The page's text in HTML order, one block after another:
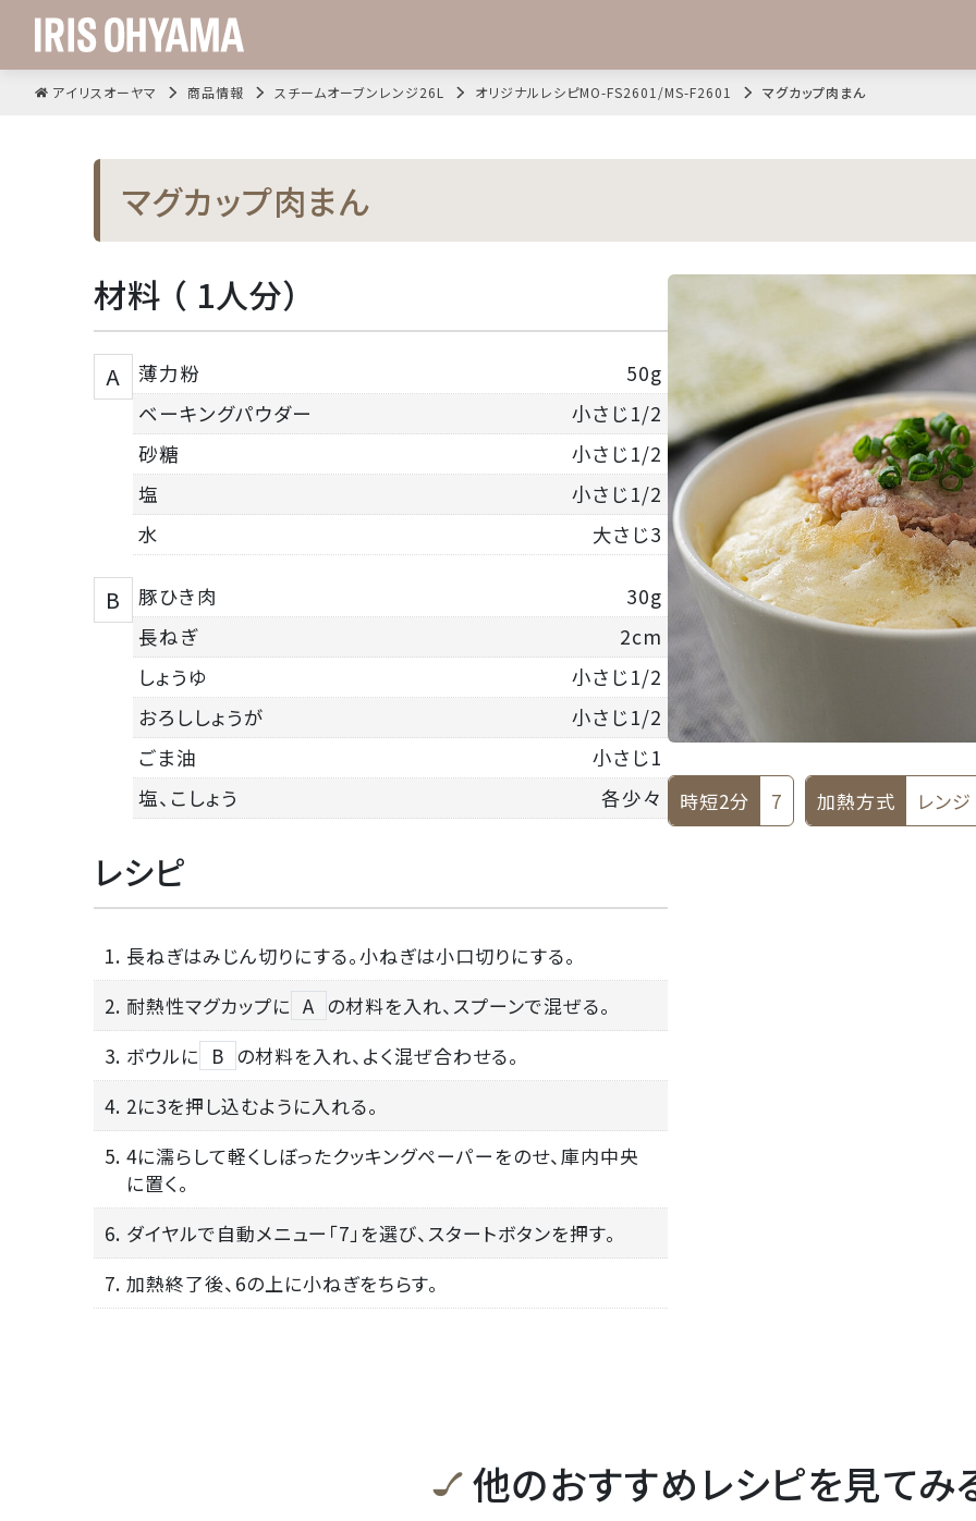
アイリスオーヤマ 商品情報 スチームオーブンレンジ26L オリジナルレシピMO-FS2601/MS-F2601 マグカップ肉まん
マグカップ肉まん
時短2分 7 加熱方式 レンジ
材料 （ 1人分）
A 薄力粉
50g
ベーキングパウダー
小さじ1/2
砂糖
小さじ1/2
塩
小さじ1/2
水
大さじ3
B 豚ひき肉
30g
長ねぎ
2cm
しょうゆ
小さじ1/2
おろししょうが
小さじ1/2
ごま油
小さじ1
塩、こしょう
各少々
レシピ
1. 長ねぎはみじん切りにする。小ねぎは小口切りにする。
2. 耐熱性マグカップに A の材料を入れ、スプーンで混ぜる。
3. ボウルに B の材料を入れ、よく混ぜ合わせる。
4. 2に3を押し込むように入れる。
5. 4に濡らして軽くしぼったクッキングペーパーをのせ、庫内中央
に置く。
6. ダイヤルで自動メニュー「7」を選び、スタートボタンを押す。
7. 加熱終了後、6の上に小ねぎをちらす。
他のおすすめレシピを見てみ